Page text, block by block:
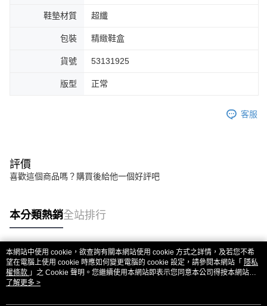
鞋墊材質 超纖
包裝 精緻鞋盒
貨號 53131925
版型 正常
客服
評價
喜歡這個商品嗎？購買後給他一個好評吧
本分類熱銷全站排行
熱門標籤
本網站中使用 cookie，欲查詢有關本網站使用 cookie 方式之詳情，及若您不希
望在電腦上使用 cookie 時應如何變更電腦的 cookie 設定，請參閱本網站「 隱私
權條款 」之 Cookie 聲明。您繼續使用本網站即表示您同意本公司得按本網站使
用條款之 Cookie 聲明使用 cookie。
了解更多 >